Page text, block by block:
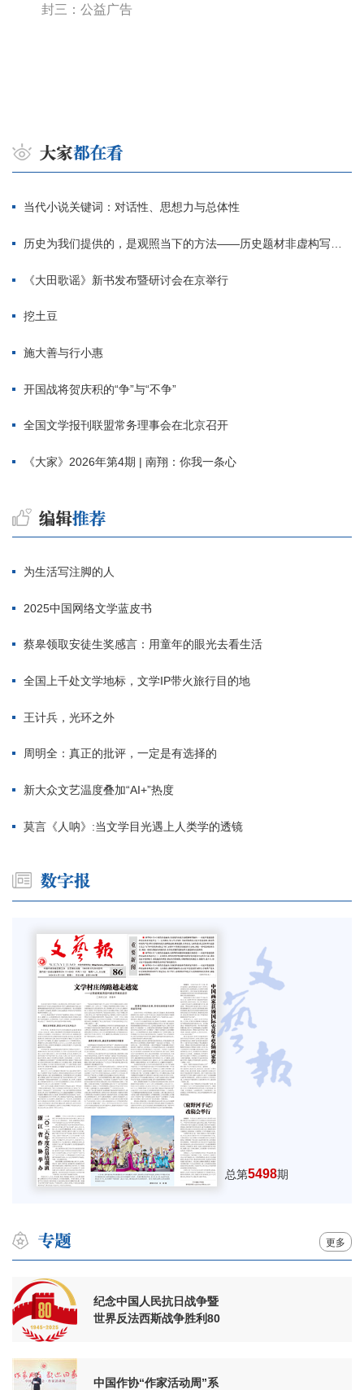
封三：公益广告
当代小说关键词：对话性、思想力与总体性
历史为我们提供的，是观照当下的方法——历史题材非虚构写作多人谈
《大田歌谣》新书发布暨研讨会在京举行
挖土豆
施大善与行小惠
开国战将贺庆积的“争”与“不争”
全国文学报刊联盟常务理事会在北京召开
《大家》2026年第4期 | 南翔：你我一条心
为生活写注脚的人
2025中国网络文学蓝皮书
蔡皋领取安徒生奖感言：用童年的眼光去看生活
全国上千处文学地标，文学IP带火旅行目的地
王计兵，光环之外
周明全：真正的批评，一定是有选择的
新大众文艺温度叠加“AI+”热度
莫言《人呐》:当文学目光遇上人类学的透镜
总第5498期
更多
纪念中国人民抗日战争暨
世界反法西斯战争胜利80
中国作协“作家活动周”系